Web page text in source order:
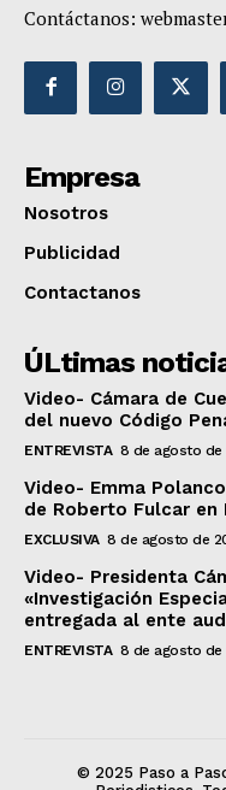
Contáctanos:
Empresa
Nosotros
Publicidad
Contactanos
ÚLtimas
Video- Cámara de
del nuevo Código
ENTREVISTA 8 de agosto de
Video- Emma
de Roberto Fulcar en
EXCLUSIVA 8 de agosto de
Video- Presidenta
«Investigación
entregada al ente
ENTREVISTA 8 de agosto de
© 2025 Paso a